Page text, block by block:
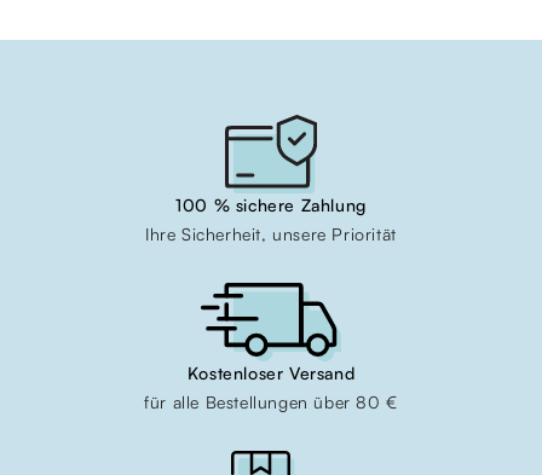
100 % sichere Zahlung
Ihre Sicherheit, unsere Priorität
Kostenloser Versand
für alle Bestellungen über 80 €